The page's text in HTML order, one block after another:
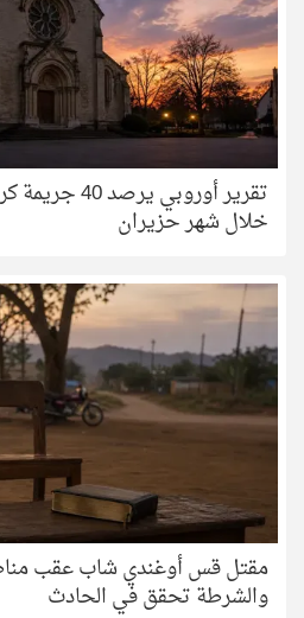
تقرير أوروبي
خلال شهر حزيران
مقتل قس أوغندي شاب عقب
والشرطة تحقق في الحادث